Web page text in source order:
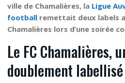
ville de Chamalières, la Ligue
football remettait deux labels
Chamalières lors d’une soirée
Le FC Chamalières,
doublement labellisé